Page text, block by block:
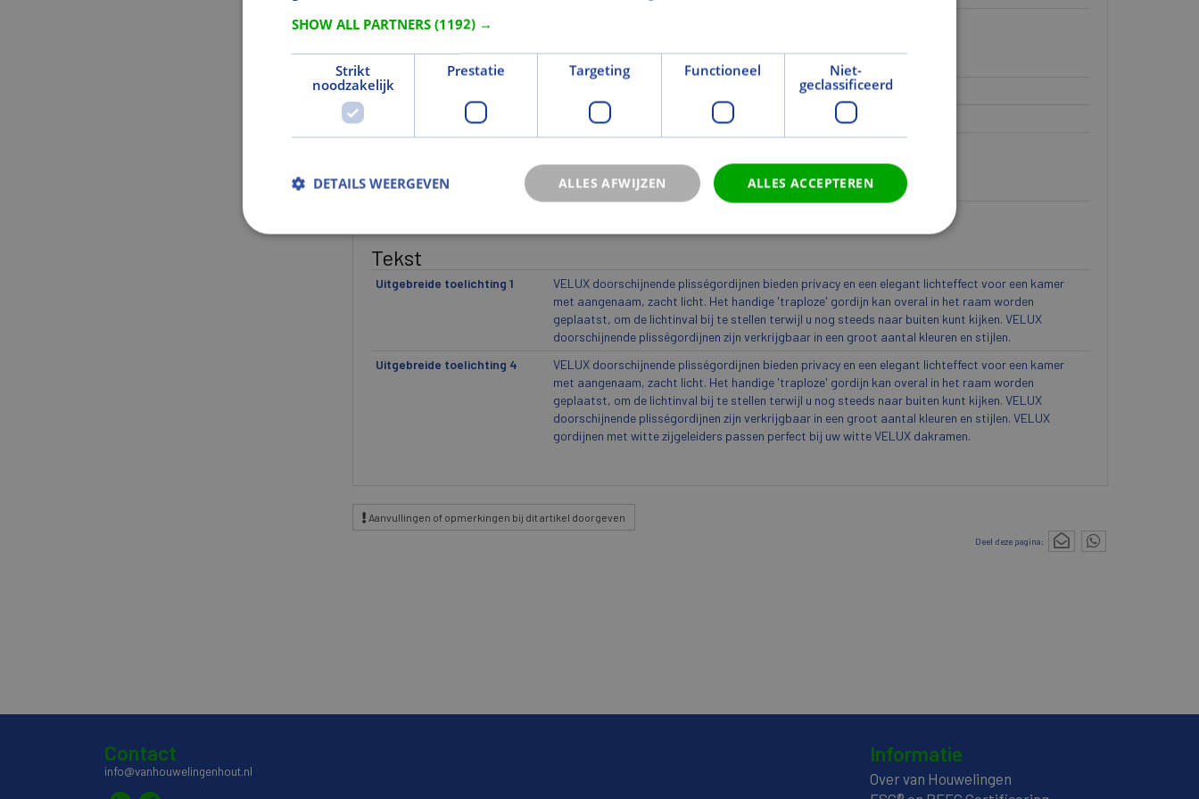
Fabrikantindeling 5
Gewicht
Nettogewicht (kg)
Brutogewicht (kg)
Kleur en Oppervlak
Tekst
Uitgebreide toelichting 1
VELUX doorschijnende plisségordijnen bieden privacy en een elegant lichteffect voor een kamer
met aangenaam, zacht licht. Het handige 'traploze' gordijn kan overal in het raam worden
geplaatst, om de lichtinval bij te stellen terwijl u nog steeds naar buiten kunt kijken. VELUX
doorschijnende plisségordijnen zijn verkrijgbaar in een groot aantal kleuren en stijlen.
Uitgebreide toelichting 4
VELUX doorschijnende plisségordijnen bieden privacy en een elegant lichteffect voor een kamer
met aangenaam, zacht licht. Het handige 'traploze' gordijn kan overal in het raam worden
geplaatst, om de lichtinval bij te stellen terwijl u nog steeds naar buiten kunt kijken. VELUX
doorschijnende plisségordijnen zijn verkrijgbaar in een groot aantal kleuren en stijlen. VELUX
gordijnen met witte zijgeleiders passen perfect bij uw witte VELUX dakramen.
Aanvullingen of opmerkingen bij dit artikel doorgeven
Deel deze pagina:
Contact
info@vanhouwelingenhout.nl
Informatie
Over van Houwelingen
SHOW ALL PARTNERS (1192) →
Strikt
noodzakelijk
Prestatie Targeting Functioneel
Niet-
geclassificeerd
ALLES ACCEPTEREN
ALLES AFWIJZEN
DETAILS WEERGEVEN